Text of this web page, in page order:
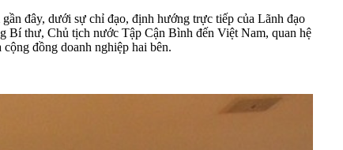
đây, dưới sự chỉ đạo, định hướng trực tiếp của Lãnh đạo
Bí thư, Chủ tịch nước Tập Cận Bình đến Việt Nam, quan hệ
đồng doanh nghiệp hai bên.